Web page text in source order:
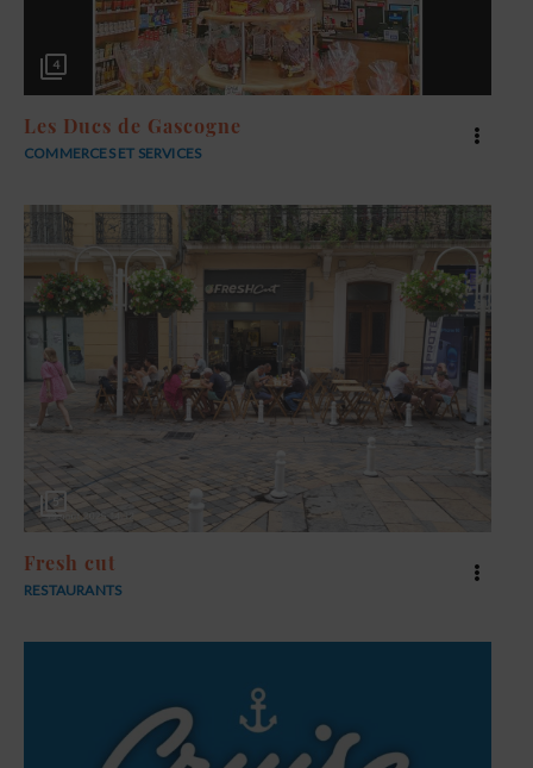
4
Les Ducs de Gascogne
COMMERCES ET SERVICES
Fresh cut
RESTAURANTS